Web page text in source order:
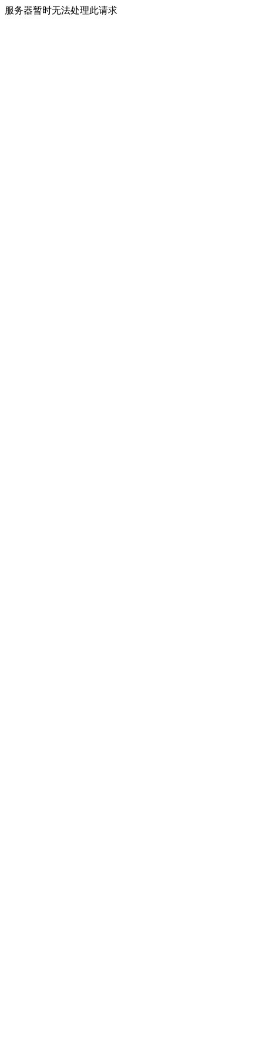
服务器暂时无法处理此请求